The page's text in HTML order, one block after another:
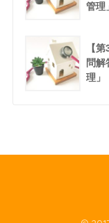
管理
【
問解
理」